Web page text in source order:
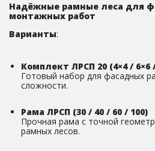
Надёжные рамные леса для
монтажных работ
Варианты:
Комплект ЛРСП 20 (4×4 / 6×6
Готовый набор для фасадных
сложности.
Рама ЛРСП (30 / 40 / 60 / 100)
Прочная рама с точной
рамных лесов.